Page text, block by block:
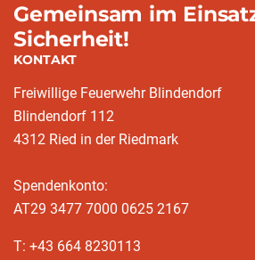
Gemeinsam im
Sicherheit!
KONTAKT
Freiwillige Feuerwehr Blindendorf
Blindendorf 112
4312 Ried in der Riedmark
Spendenkonto:
AT29 3477 7000 0625 2167
T: +43 664 8230113